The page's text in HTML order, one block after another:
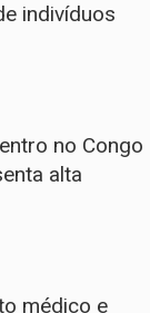
indivíduos
no Congo
alta
médico e